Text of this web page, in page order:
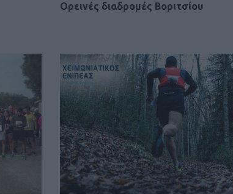
Ορεινές διαδρομές Βοριτσίου